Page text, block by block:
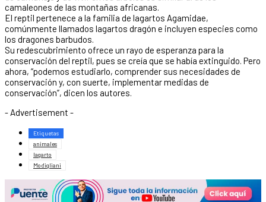
camaleones de las montañas africanas.
El reptil pertenece a la familia de lagartos Agamidae,
comúnmente llamados lagartos dragón e incluyen especies como
los dragones barbudos.
Su redescubrimiento ofrece un rayo de esperanza para la
conservación del reptil, pues se creía que se había extinguido. Pero
ahora, “podemos estudiarlo, comprender sus necesidades de
conservación y, con suerte, implementar medidas de
conservación”, dicen los autores.
- Advertisement -
Etiquetas
animales
lagarto
Modigliani